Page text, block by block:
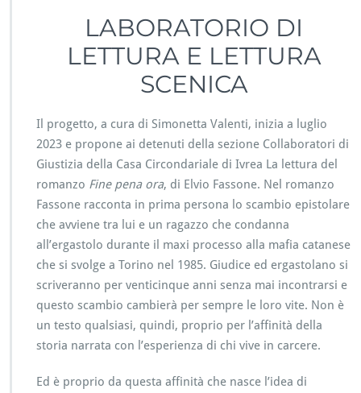
LABORATORIO DI
LETTURA E LETTURA
SCENICA
Il progetto, a cura di Simonetta Valenti, inizia a luglio
2023 e propone ai detenuti della sezione Collaboratori di
Giustizia della Casa Circondariale di Ivrea La lettura del
romanzo Fine pena ora, di Elvio Fassone. Nel romanzo
Fassone racconta in prima persona lo scambio epistolare
che avviene tra lui e un ragazzo che condanna
all’ergastolo durante il maxi processo alla mafia catanese
che si svolge a Torino nel 1985. Giudice ed ergastolano si
scriveranno per venticinque anni senza mai incontrarsi e
questo scambio cambierà per sempre le loro vite. Non è
un testo qualsiasi, quindi, proprio per l’affinità della
storia narrata con l’esperienza di chi vive in carcere.
Ed è proprio da questa affinità che nasce l’idea di